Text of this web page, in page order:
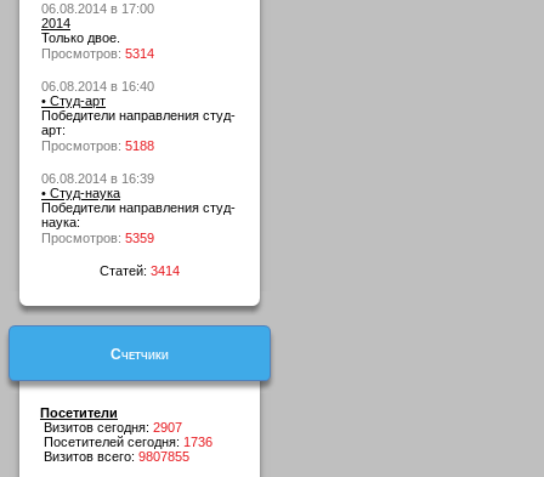
06.08.2014 в 17:00
2014
Только двое.
Просмотров: 5314
06.08.2014 в 16:40
• Студ-арт
Победители направления студ-
арт:
Просмотров: 5188
06.08.2014 в 16:39
• Студ-наука
Победители направления студ-
наука:
Просмотров: 5359
Статей: 3414
Счетчики
Посетители
Визитов сегодня: 2907
Посетителей сегодня: 1736
Визитов всего: 9807855